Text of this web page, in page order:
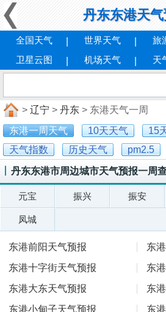
丹东东港天
全国天气 世界天气 旅
卫星云图
机场天气 天
> 辽宁 > 丹东 > 东港天气一周
东港一周天气
10天天气 15
天气指数
历史天气 pm2.5
丹东东港市周边城市天气预报一周
元宝 振兴 振安
凤城
东港前阳天气预报
东
东港十字街天气预报
东
东港大东天气预报
东
东港小甸子天气预报
东